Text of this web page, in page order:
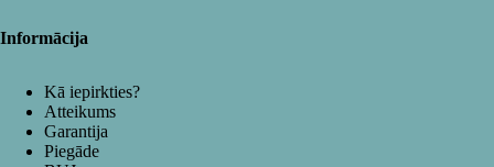
Informācija
Kā iepirkties?
Atteikums
Garantija
Piegāde